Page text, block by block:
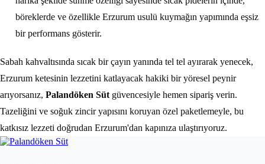
böreklerde ve özellikle Erzurum usulü kuymağın yapımında eşsiz
bir performans gösterir.
Sabah kahvaltısında sıcak bir çayın yanında tel tel ayırarak yenecek,
Erzurum ketesinin lezzetini katlayacak hakiki bir yöresel peynir
arıyorsanız, Palandöken Süt güvencesiyle hemen sipariş verin.
Tazeliğini ve soğuk zincir yapısını koruyan özel paketlemeyle, bu
katkısız lezzeti doğrudan Erzurum'dan kapınıza ulaştırıyoruz.